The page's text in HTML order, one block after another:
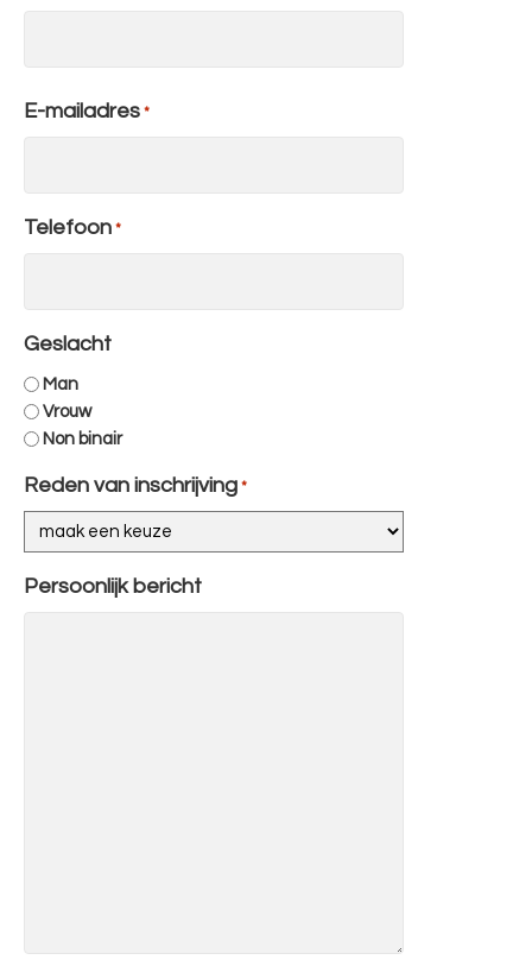
E-mailadres *
Telefoon *
Geslacht
Man
Vrouw
Non binair
Reden van inschrijving *
Persoonlijk bericht